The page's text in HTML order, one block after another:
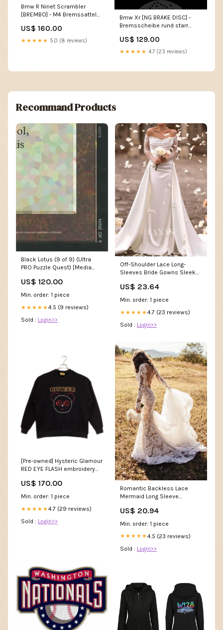
Bmw R Ninet Scrambler
[BREMBO] - M4 Bremssattel
400g Schmierfett
US$ 160.00
★★★★★ 5.0 (8 reviews)
Bmw Xr [NG BRAKE DISC] -
Bremsscheibe rund starr
US$ 129.00
★★★★★ 4.7 (23 reviews)
Recommand Products
Black Lotus (9 of 9) (Ultra
PRO Puzzle Quest) [Media
US$ 120.00
Min. order: 1 piece
★★★★★4.5 (9 reviews)
Sold : Login>>
Off-Shoulder Lace Long-
Sleeves Bride Gowns Sleek
Laxag
US$ 23.64
Min. order: 1 piece
★★★★★4.7 (23 reviews)
Sold : Login>>
[Pre-owned] Hysteric Glamour
RED EYE FLASH embroidery
01243CS05 COMME des
GARCONS HOMME DEUX
US$ 170.00
Min. order: 1 piece
★★★★★4.7 (29 reviews)
Sold : Login>>
Romantic Backless Lace
Mermaid Long Sleeve
White
US$ 20.94
Min. order: 1 piece
★★★★★4.5 (23 reviews)
Sold : Login>>